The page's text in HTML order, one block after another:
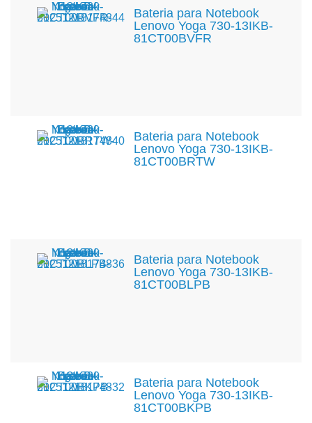
Bateria para Notebook
Lenovo Yoga 730-13IKB-
81CT00BVFR
Bateria para Notebook
Lenovo Yoga 730-13IKB-
81CT00BRTW
Bateria para Notebook
Lenovo Yoga 730-13IKB-
81CT00BLPB
Bateria para Notebook
Lenovo Yoga 730-13IKB-
81CT00BKPB